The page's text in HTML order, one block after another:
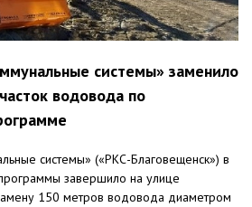
системы» заменило
водовода по
системы» («РКС-Благовещенск») в
завершило на улице
150 метров водовода диаметром